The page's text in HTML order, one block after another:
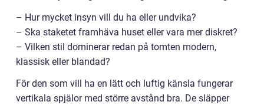
– Hur mycket insyn vill du ha eller undvika?
– Ska staketet framhäva huset eller vara mer diskret?
– Vilken stil dominerar redan på tomten modern,
klassisk eller blandad?
För den som vill ha en lätt och luftig känsla fungerar
vertikala spjälor med större avstånd bra. De släpper